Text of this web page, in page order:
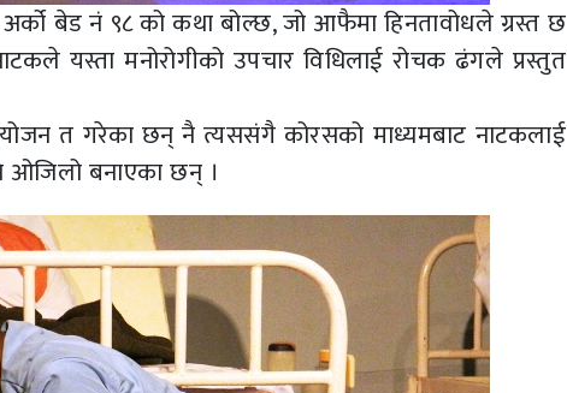
बेड नं ९८ को कथा बोल्छ, जो आफैमा हिनतावोधले ग्रस्त छ
यस्ता मनोरोगीको उपचार विधिलाई रोचक ढंगले प्रस्तुत
त गरेका छन् नै त्यससंगै कोरसको माध्यमबाट नाटकलाई
ओजिलो बनाएका छन् ।